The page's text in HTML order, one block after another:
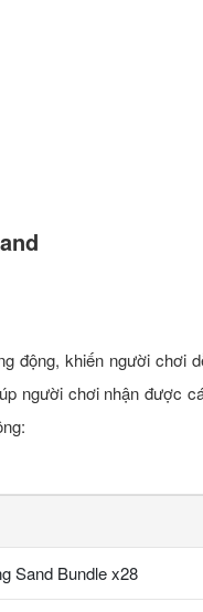
động, khiến người chơi
người chơi nhận được
Sand Bundle x28